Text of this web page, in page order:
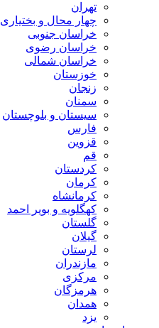
تهران
چهار محال و بختیاری
خراسان جنوبی
خراسان رضوی
خراسان شمالی
خوزستان
زنجان
سمنان
سیستان و بلوچستان
فارس
قزوین
قم
کردستان
کرمان
کرمانشاه
کهگلویه و بویر احمد
گلستان
گیلان
لرستان
مازندران
مرکزی
هرمزگان
همدان
یزد